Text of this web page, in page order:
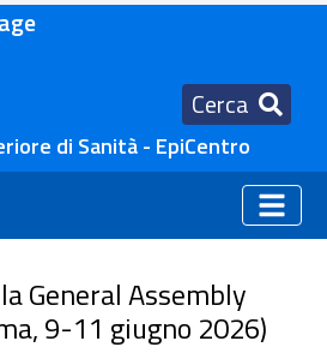
Cerca
di Sanità - EpiCentro
General Assembly
9-11 giugno 2026)